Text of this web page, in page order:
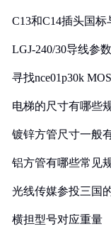
C13和C14插头国
LGJ-240/30导线参
寻找nce01p30k
电梯的尺寸有哪些
镀锌方管尺寸一般
铝方管有哪些常见
光线传媒参投三国
横担型号对应重量